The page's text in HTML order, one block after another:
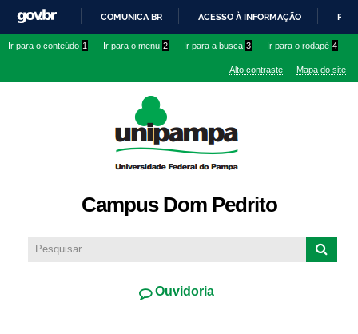
conteúdo
IR
O
COMUNICA BR ACESSO À INFORMAÇÃO
Ir para o conteúdo 1 Ir para o menu 2 Ir para a busca 3 Ir para o rodapé 4
Alto contraste Mapa do site
Campus Dom Pedrito
Ouvidoria